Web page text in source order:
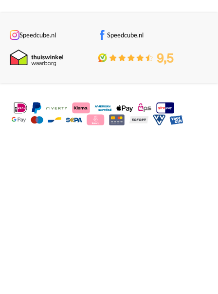
Speedcube.nl Speedcube.nl